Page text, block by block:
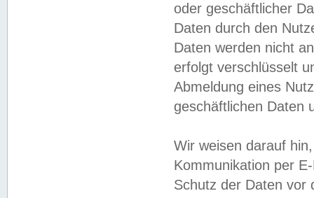
oder geschäftlicher
Daten durch den
Daten werden nicht
erfolgt verschlüsselt
Abmeldung eines
geschäftlichen Daten
Wir weisen darauf
Kommunikation per
Schutz der Daten vor